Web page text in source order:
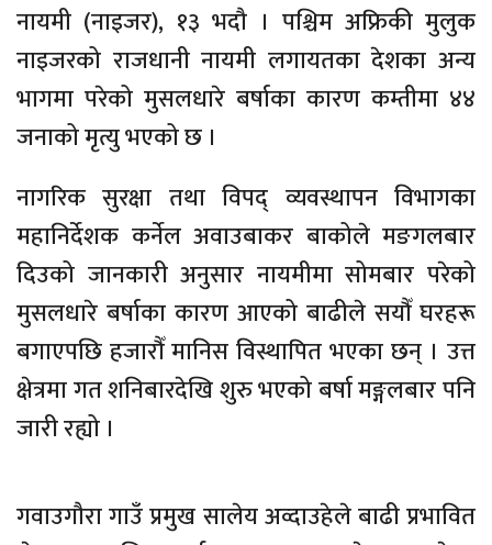
नायमी (नाइजर), १३ भदौ । पश्चिम अफ्रिकी मुलुक
नाइजरको राजधानी नायमी लगायतका देशका अन्य
भागमा परेको मुसलधारे बर्षाका कारण कम्तीमा ४४
जनाको मृत्यु भएको छ ।
नागरिक सुरक्षा तथा विपद् व्यवस्थापन विभागका
महानिर्देशक कर्नेल अवाउबाकर बाकोले मङगलबार
दिउको जानकारी अनुसार नायमीमा सोमबार परेको
मुसलधारे बर्षाका कारण आएको बाढीले सयौँ घरहरू
बगाएपछि हजारौँ मानिस विस्थापित भएका छन् । उत्त
क्षेत्रमा गत शनिबारदेखि शुरु भएको बर्षा मङ्गलबार पनि
जारी रह्यो ।
गवाउगौरा गाउँ प्रमुख सालेय अव्दाउहेले बाढी प्रभावित